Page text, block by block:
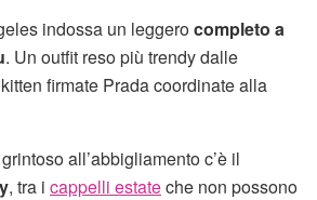
indossa un leggerocompleto a
. Un outfit reso più trendy dalle
firmate Prada coordinate alla
all’abbigliamento c’è il
, tra i cappelli estateche non possono